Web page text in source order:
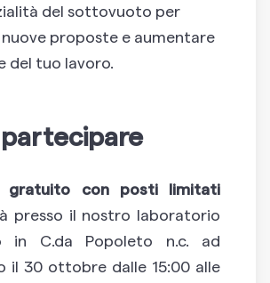
del sottovuoto per
proposte e aumentare
del tuo lavoro.
gratuito con posti limitati
presso il nostro laboratorio
in C.da Popoleto n.c. ad
il 30 ottobre dalle 15:00 alle